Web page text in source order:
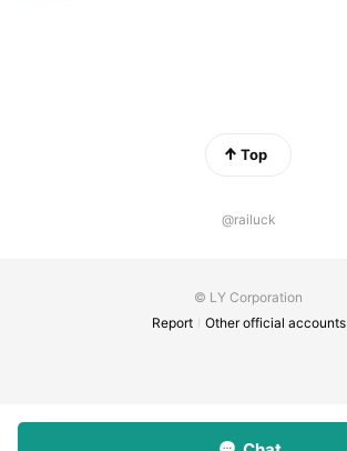
Top
@railuck
© LY Corporation
Report
Other official accounts